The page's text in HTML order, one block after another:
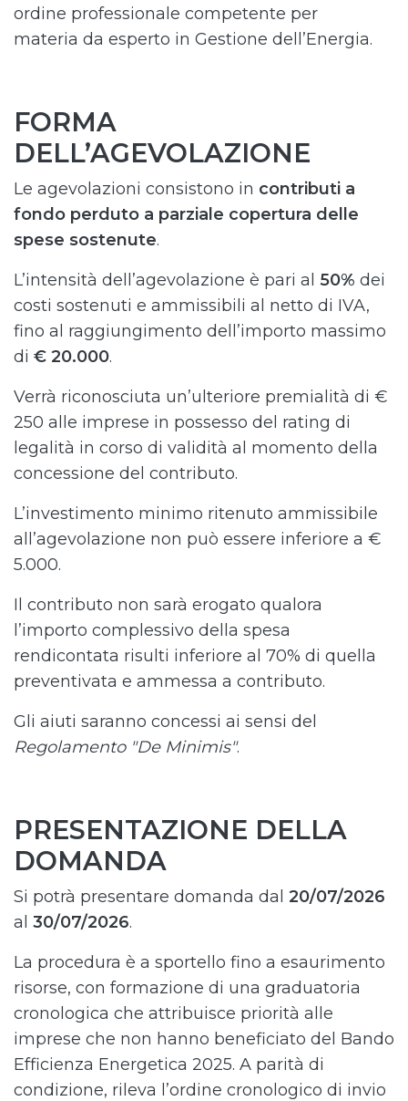
ordine professionale competente per
materia da esperto in Gestione dell’Energia.
FORMA
DELL’AGEVOLAZIONE
Le agevolazioni consistono in contributi a
fondo perduto a parziale copertura delle
spese sostenute.
L’intensità dell’agevolazione è pari al 50% dei
costi sostenuti e ammissibili al netto di IVA,
fino al raggiungimento dell’importo massimo
di € 20.000.
Verrà riconosciuta un’ulteriore premialità di €
250 alle imprese in possesso del rating di
legalità in corso di validità al momento della
concessione del contributo.
L’investimento minimo ritenuto ammissibile
all’agevolazione non può essere inferiore a €
5.000.
Il contributo non sarà erogato qualora
l’importo complessivo della spesa
rendicontata risulti inferiore al 70% di quella
preventivata e ammessa a contributo.
Gli aiuti saranno concessi ai sensi del
Regolamento "De Minimis".
PRESENTAZIONE DELLA
DOMANDA
Si potrà presentare domanda dal 20/07/2026
al 30/07/2026.
La procedura è a sportello fino a esaurimento
risorse, con formazione di una graduatoria
cronologica che attribuisce priorità alle
imprese che non hanno beneficiato del Bando
Efficienza Energetica 2025. A parità di
condizione, rileva l’ordine cronologico di invio